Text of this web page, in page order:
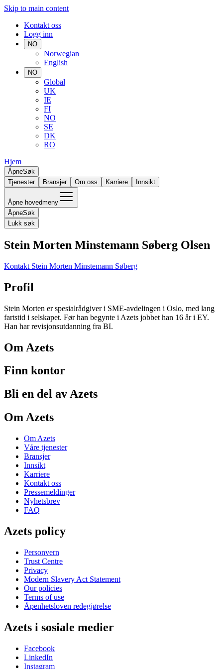
Skip to main content
Kontakt oss
Logg inn
NO
Norwegian
English
NO
Global
UK
IE
FI
NO
SE
DK
RO
Hjem
ÅpneSøk
Tjenester
Bransjer Om oss Karriere Innsikt
Åpne hovedmeny
ÅpneSøk
Lukk søk
Stein Morten Minstemann Søberg Olsen
Kontakt Stein Morten Minstemann Søberg
Profil
Stein Morten er spesialrådgiver i SME-avdelingen i Oslo, med lang
fartstid i selskapet. Før han begynte i Azets jobbet han 16 år i EY.
Han har revisjonsutdanning fra BI.
Om Azets
Finn kontor
Bli en del av Azets
Om Azets
Om Azets
Våre tjenester
Bransjer
Innsikt
Karriere
Kontakt oss
Pressemeldinger
Nyhetsbrev
FAQ
Azets policy
Personvern
Trust Centre
Privacy
Modern Slavery Act Statement
Our policies
Terms of use
Åpenhetsloven redegjørelse
Azets i sosiale medier
Facebook
LinkedIn
Instagram